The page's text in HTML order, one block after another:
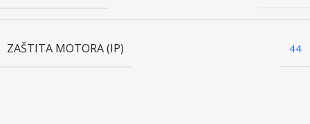
ZAŠTITA MOTORA (IP) 44